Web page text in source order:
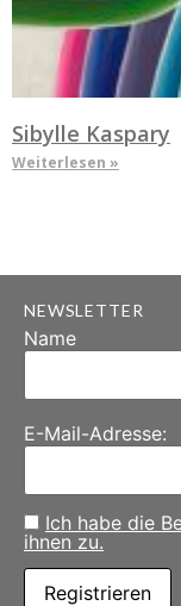
Sibylle Kaspary
Weiterlesen »
NEWSLETTER
Name
E-Mail-Adresse:
Ich habe die
ihnen zu.